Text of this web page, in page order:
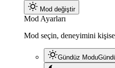
Mod değiştir
Mod Ayarları
Mod seçin, deneyimini
Gündüz Modu